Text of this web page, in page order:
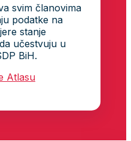
svim članovima
podatke na
stanje
učestvuju u
BiH.
Atlasu